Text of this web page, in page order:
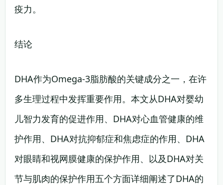
疫力。
结论
DHA作为Omega-3脂肪酸的关键成分之一，在许
多生理过程中发挥重要作用。本文从DHA对婴幼
儿智力发育的促进作用、DHA对心血管健康的维
护作用、DHA对抗抑郁症和焦虑症的作用、DHA
对眼睛和视网膜健康的保护作用、以及DHA对关
节与肌肉的保护作用五个方面详细阐述了DHA的